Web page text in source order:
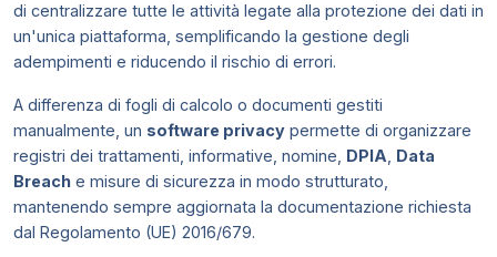
di centralizzare tutte le attività legate alla protezione dei dati in
un'unica piattaforma, semplificando la gestione degli
adempimenti e riducendo il rischio di errori.
A differenza di fogli di calcolo o documenti gestiti
manualmente, un software privacy permette di organizzare
registri dei trattamenti, informative, nomine, DPIA Data
Breach e misure di sicurezza in modo strutturato,
mantenendo sempre aggiornata la documentazione richiesta
dal Regolamento (UE) 2016/679.